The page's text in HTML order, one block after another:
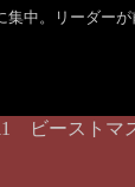
集中。リーダーが
ビーストマ